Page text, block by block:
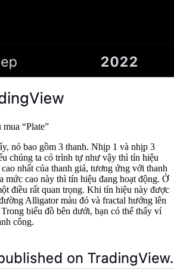
“Plate”
nó bao gồm 3 thanh. Nhịp 1 và nhịp 3
chúng ta có trình tự như vậy thì tín hiệu
nhất của thanh giá, tương ứng với thanh
mức cao này thì tín hiệu đang hoạt động. Ở
điều rất quan trọng. Khi tín hiệu này được
Alligator màu đỏ và fractal hướng lên
biểu đồ bên dưới, bạn có thể thấy ví
công.